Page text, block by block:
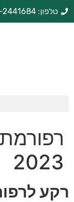
טלפון: 072-2441684
2023
רקע